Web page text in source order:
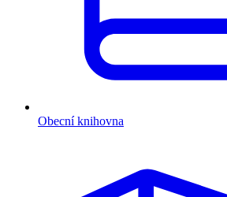
Obecní knihovna